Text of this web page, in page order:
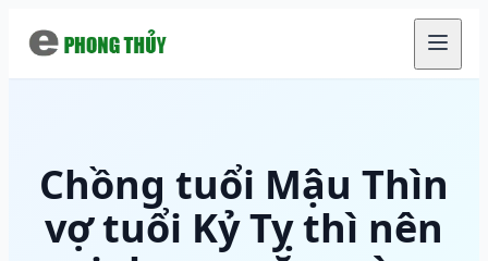
Chồng tuổi Mậu Thìn
vợ tuổi Kỷ Tỵ thì nên